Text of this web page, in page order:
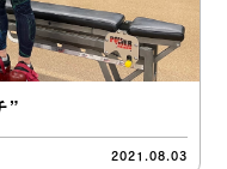
”
2021.08.03